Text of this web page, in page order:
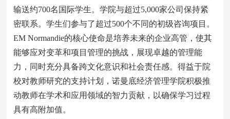
输送约700名国际学生。学院与超过5,000家公司保持紧
密联系。学生们参与了超过500个不同的初级咨询项目。
EM Normandie的核心使命是培养未来的企业高管，使其
能够应对变革和项目管理的挑战，展现卓越的管理能
力，同时充分具备跨文化意识和社会责任感。得益于院
校对教师研究的支持计划，诺曼底经济管理学院积极推
动教师在学术和应用领域的智力贡献，以确保学习过程
具有高附加值。